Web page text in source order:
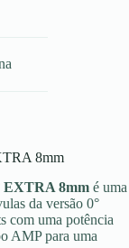
8mm
EXTRA 8mm é uma
da versão 0°
com uma potência
AMP para uma